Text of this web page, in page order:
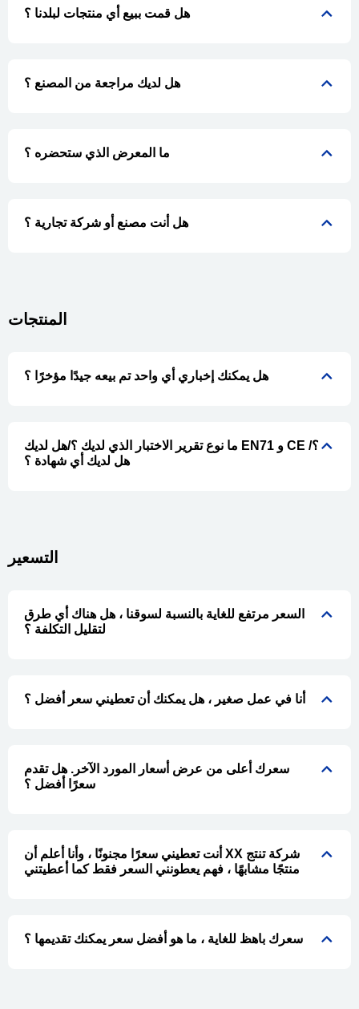
هل قمت ببيع أي منتجات لبلدنا ؟
هل لديك مراجعة من المصنع ؟
ما المعرض الذي ستحضره ؟
هل أنت مصنع أو شركة تجارية ؟
المنتجات
هل يمكنك إخباري أي واحد تم بيعه جيدًا مؤخرًا ؟
ما نوع تقرير الاختبار الذي لديك ؟/هل لديك EN71 و CE ؟/
هل لديك أي شهادة ؟
التسعير
السعر مرتفع للغاية بالنسبة لسوقنا ، هل هناك أي طرق
لتقليل التكلفة ؟
أنا في عمل صغير ، هل يمكنك أن تعطيني سعر أفضل ؟
سعرك أعلى من عرض أسعار المورد الآخر. هل تقدم
سعرًا أفضل ؟
أنت تعطيني سعرًا مجنونًا ، وأنا أعلم أن XX شركة تنتج
منتجًا مشابهًا ، فهم يعطونني السعر فقط كما أعطيتني
سعرك باهظ للغاية ، ما هو أفضل سعر يمكنك تقديمها ؟